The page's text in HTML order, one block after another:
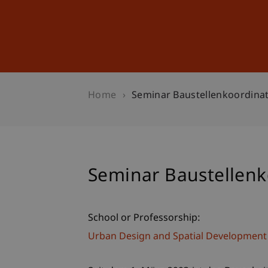
Home Seminar
Seminar
School or Professorship:
Urban Design and Spatial Development